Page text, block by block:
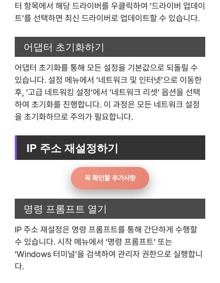
터 항목에서 해당 드라이버를 우클릭하여 ‘드라이버 업데이
트’를 선택하면 최신 드라이버로 업데이트할 수 있습니다.
어댑터 초기화하기
어댑터 초기화를 통해 모든 설정을 기본값으로 되돌릴 수
있습니다. 설정 메뉴에서 ‘네트워크 및 인터넷’으로 이동한
후, ‘고급 네트워킹 설정’에서 ‘네트워크 리셋’ 옵션을 선택
하여 초기화를 진행합니다. 이 과정은 모든 네트워크 설정
을 초기화하므로 주의가 필요합니다.
IP 주소 재설정하기
꼭 확인할 추가사항
명령 프롬프트 열기
IP 주소 재설정은 명령 프롬프트를 통해 간단하게 수행할
수 있습니다. 시작 메뉴에서 ‘명령 프롬프트’ 또는
‘Windows 터미널’을 검색하여 관리자 권한으로 실행합니
다.